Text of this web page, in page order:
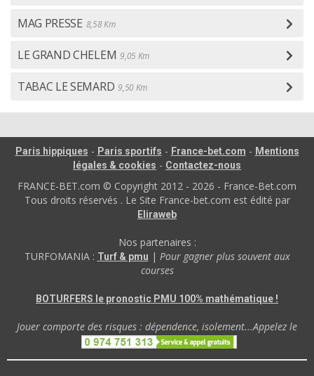
MAG PRESSE 8,58 Km
LE GRAND CHELEM 9,05 Km
TABAC LE SEMARD 9,50 Km
Paris hippiques - Paris sportifs - France-bet.com - Mentions
légales & cookies - Contactez-nous
FRANCE-BET.com © Copyright 2012 - 2026 - France-Bet.com
Tous droits réservés . Le Site France-bet.com est édité par
Eliraweb
Nos partenaires :
TURFOMANIA : Turf & pmu | Pour gagner plus souvent aux
courses
BOTURFERS le pronostic PMU 100% mathématique !
Jouer comporte des risques : dépendence, isolement...Appelez le